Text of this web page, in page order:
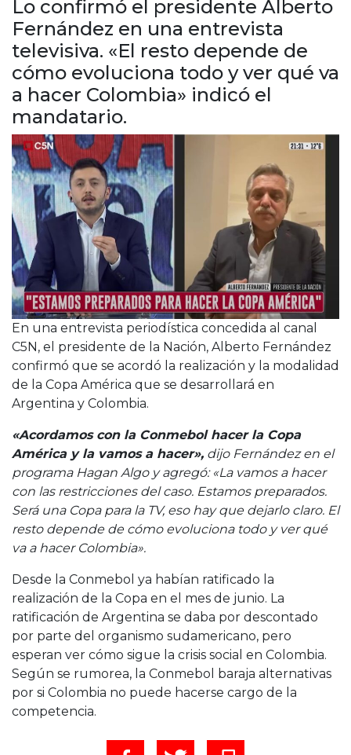
Cruz del Eje
Corredor de Ansenuza
La Carlota y zona
Laboulaye y sur
Bell Ville
Despeñaderos
Lo confirmó el presidente Alberto
Fernández en una entrevista
televisiva. «El resto depende de
cómo evoluciona todo y ver qué va
a hacer Colombia» indicó el
mandatario.
En una entrevista periodística concedida al canal
C5N, el presidente de la Nación, Alberto Fernández
confirmó que se acordó la realización y la modalidad
de la Copa América que se desarrollará en
Argentina y Colombia.
«Acordamos con la Conmebol hacer la Copa
América y la vamos a hacer», dijo Fernández en el
programa Hagan Algo y agregó: «La vamos a hacer
con las restricciones del caso. Estamos preparados.
Será una Copa para la TV, eso hay que dejarlo claro. El
resto depende de cómo evoluciona todo y ver qué
va a hacer Colombia».
Desde la Conmebol ya habían ratificado la
realización de la Copa en el mes de junio. La
ratificación de Argentina se daba por descontado
por parte del organismo sudamericano, pero
esperan ver cómo sigue la crisis social en Colombia.
Según se rumorea, la Conmebol baraja alternativas
por si Colombia no puede hacerse cargo de la
competencia.